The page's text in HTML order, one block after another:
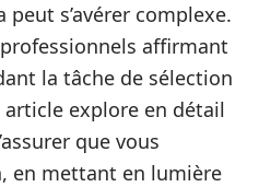
s’avérer complexe.
affirmant
la tâche de sélection
explore en détail
que vous
en mettant en lumière